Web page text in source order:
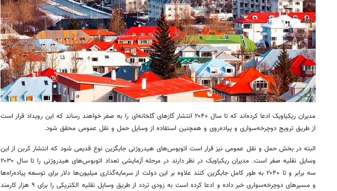
مدیران ریکیاویک ادعا کرده‌اند که تا سال ۲۰۴۰ انتشار گازهای گلخانه‌ای را به صفر خواهند رساند که این رویداد قرار است
از طریق ترویج دوچرخه‌سواری و پیاده‌روی و همچنین استفاده از وسایل حمل و نقل عمومی محقق شود.
البته در بخش حمل و نقل عمومی نیز قرار است اتوبوس‌های هیدروژنی جایگزین نوع قدیمی شود که انتشار کربن از این
وسایل نقلیه صفر است. مدیرانریکیاویک
در نظر دارند در مرحله آزمایشی تعداد اتوبوس‌های هیدروژنی را تا سال ۲۰۳۰
سه برابر و تا ۲۰۴۰ به طور کامل جایگزین کنند علاوه بر این دولت از سرمایه‌گذاری میلیون‌ها دلار برای توسعه پیاده‌راه‌ها
و مسیرهای دوچرخه‌سواری خبر داده و ادعا کرده است به زودی تردد از طریق وسایل نقلیه الکتریکی را برای ۹ هزار کارمند